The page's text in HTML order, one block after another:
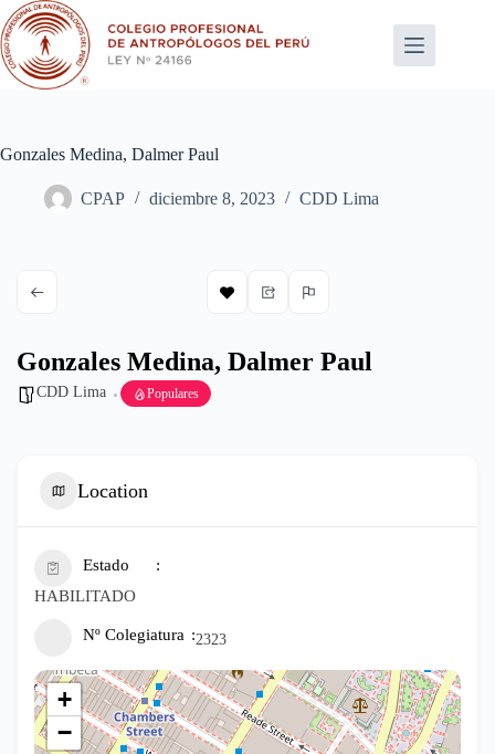
Saltar
al
contenido
Gonzales Medina, Dalmer Paul
CPAP diciembre 8, 2023 CDD Lima
Gonzales Medina, Dalmer Paul
CDD Lima Populares
Location
Estado
HABILITADO
Nº Colegiatura 2323
+
−